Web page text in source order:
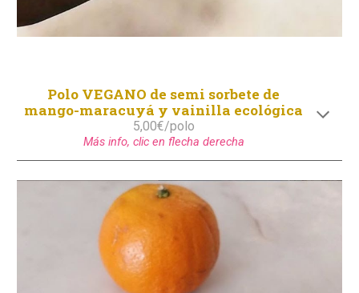
Polo VEGANO de semi sorbete de
mango-maracuyá y vainilla ecológica
5,00€/polo
Más info, clic en flecha derecha